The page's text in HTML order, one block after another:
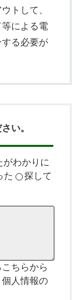
トして、
による電
る必要が
い。
がわかりに
た
探して
ちらから
人情報の